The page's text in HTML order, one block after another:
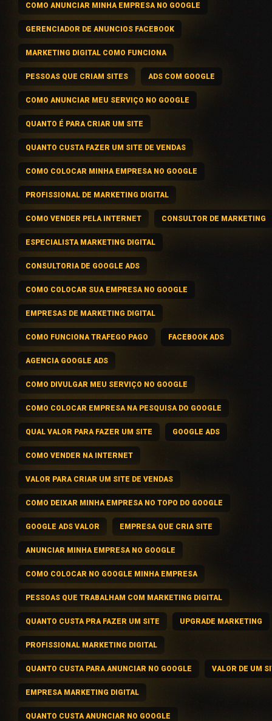
COMO ANUNCIAR MINHA EMPRESA NO GOOGLE
GERENCIADOR DE ANUNCIOS FACEBOOK
MARKETING DIGITAL COMO FUNCIONA
PESSOAS QUE CRIAM SITES ADS COM GOOGLE
COMO ANUNCIAR MEU SERVIÇO NO GOOGLE
QUANTO É PARA CRIAR UM SITE
QUANTO CUSTA FAZER UM SITE DE VENDAS
COMO COLOCAR MINHA EMPRESA NO GOOGLE
PROFISSIONAL DE MARKETING DIGITAL
COMO VENDER PELA INTERNET CONSULTOR DE MARKETING
ESPECIALISTA MARKETING DIGITAL
CONSULTORIA DE GOOGLE ADS
COMO COLOCAR SUA EMPRESA NO GOOGLE
EMPRESAS DE MARKETING DIGITAL
COMO FUNCIONA TRAFEGO PAGO FACEBOOK ADS
AGENCIA GOOGLE ADS
COMO DIVULGAR MEU SERVIÇO NO GOOGLE
COMO COLOCAR EMPRESA NA PESQUISA DO GOOGLE
QUAL VALOR PARA FAZER UM SITE GOOGLE ADS
COMO VENDER NA INTERNET
VALOR PARA CRIAR UM SITE DE VENDAS
COMO DEIXAR MINHA EMPRESA NO TOPO DO GOOGLE
GOOGLE ADS VALOR EMPRESA QUE CRIA SITE
ANUNCIAR MINHA EMPRESA NO GOOGLE
COMO COLOCAR NO GOOGLE MINHA EMPRESA
PESSOAS QUE TRABALHAM COM MARKETING DIGITAL
QUANTO CUSTA PRA FAZER UM SITE UPGRADE MARKETING
PROFISSIONAL MARKETING DIGITAL
QUANTO CUSTA PARA ANUNCIAR NO GOOGLE VALOR DE UM
EMPRESA MARKETING DIGITAL
QUANTO CUSTA ANUNCIAR NO GOOGLE